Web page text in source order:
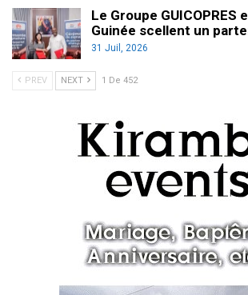
Le Groupe GUICOPRES
Guinée scellent un
31 Juil, 2026
PREV NEXT 1 De 452